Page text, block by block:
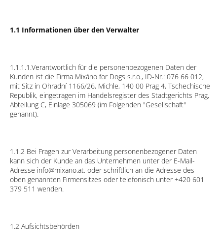
1.1 Informationen über den Verwalter
1.1.1.1.Verantwortlich für die personenbezogenen Daten der
Kunden ist die Firma Mixáno for Dogs s.r.o., ID-Nr.: 076 66 012,
mit Sitz in Ohradní 1166/26, Michle, 140 00 Prag 4, Tschechische
Republik, eingetragen im Handelsregister des Stadtgerichts Prag,
Abteilung C, Einlage 305069 (im Folgenden "Gesellschaft"
genannt).
1.1.2 Bei Fragen zur Verarbeitung personenbezogener Daten
kann sich der Kunde an das Unternehmen unter der E-Mail-
Adresse info@mixano.at, oder schriftlich an die Adresse des
oben genannten Firmensitzes oder telefonisch unter +420 601
379 511 wenden.
1.2 Aufsichtsbehörden